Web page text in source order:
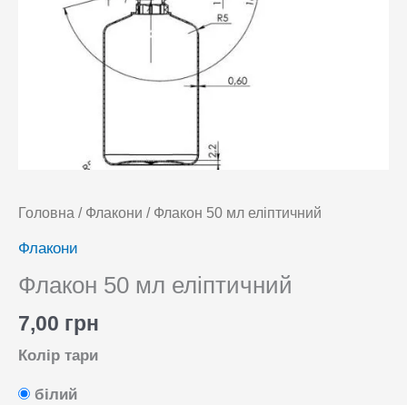
Головна / Флакони / Флакон 50 мл еліптичний
Флакони
Флакон 50 мл еліптичний
7,00 грн
Колір тари
білий